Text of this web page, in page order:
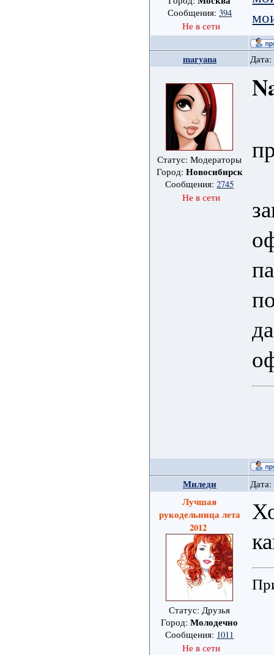
Сообщения: 394
Не в сети
maryana
Статус: Модераторы
Город: Новосибирск
Сообщения:2745
Не в сети
Миледи
Лучшая
рукодельница лета
2012
Статус: Друзья
Город:Молодечно
Сообщения: 1011
Не в сети